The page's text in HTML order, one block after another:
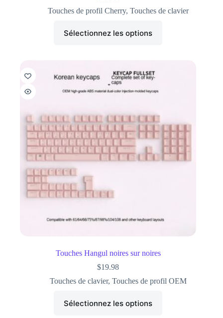
Touches de profil Cherry, Touches de clavier
Sélectionnez les options
Touches Hangul noires sur noires
$19.98
Touches de clavier, Touches de profil OEM
Sélectionnez les options